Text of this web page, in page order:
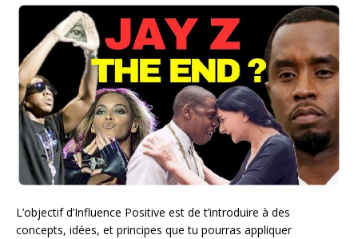
L’objectif d’Influence Positive est de t’introduire à des
concepts, idées, et principes que tu pourras appliquer